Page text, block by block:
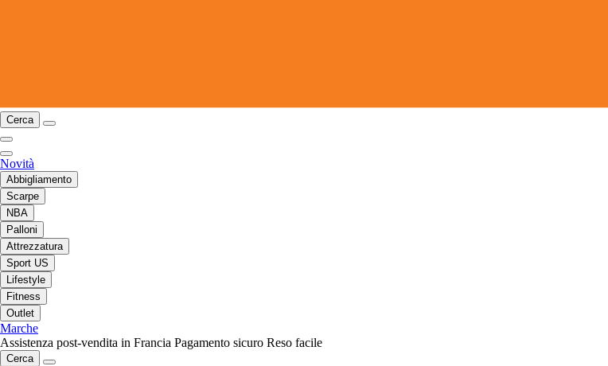
Cerca
Novità
Abbigliamento
Scarpe
NBA
Palloni
Attrezzatura
Sport US
Lifestyle
Fitness
Outlet
Marche
Assistenza post-vendita in Francia Pagamento sicuro Reso facile
Cerca